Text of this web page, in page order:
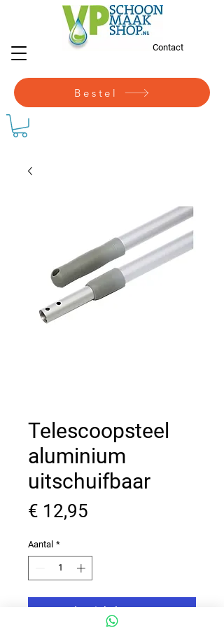
Contact
Bestel
Telescoopsteel
aluminium
uitschuifbaar
€ 12,95
Aantal *
In winkelwagen